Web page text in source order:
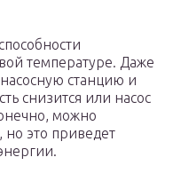
температуре. Даже
станцию и
снизится или насос
можно
но это приведет